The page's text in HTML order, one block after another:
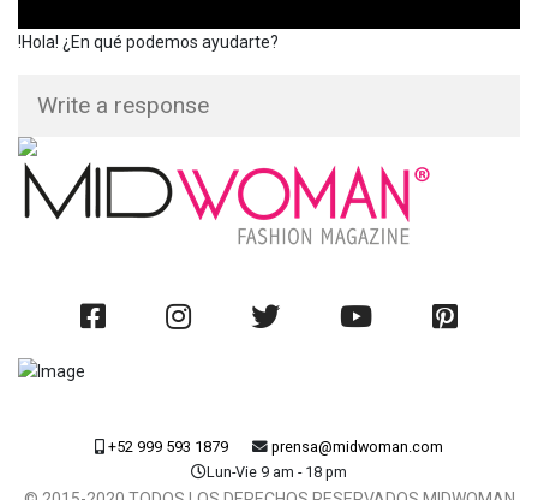
!Hola! ¿En qué podemos ayudarte?
+52 999 593 1879
prensa@midwoman.com
Lun-Vie 9 am - 18 pm